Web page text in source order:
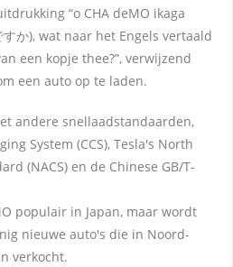
“o CHA deMO ikaga
すか), wat naar het Engels vertaald
een kopje thee?”, verwijzend
een auto op te laden.
andere snellaadstandaarden,
System (CCS), Tesla's North
(NACS) en de Chinese GB/T-
populair in Japan, maar wordt
nieuwe auto's die in Noord-
verkocht.